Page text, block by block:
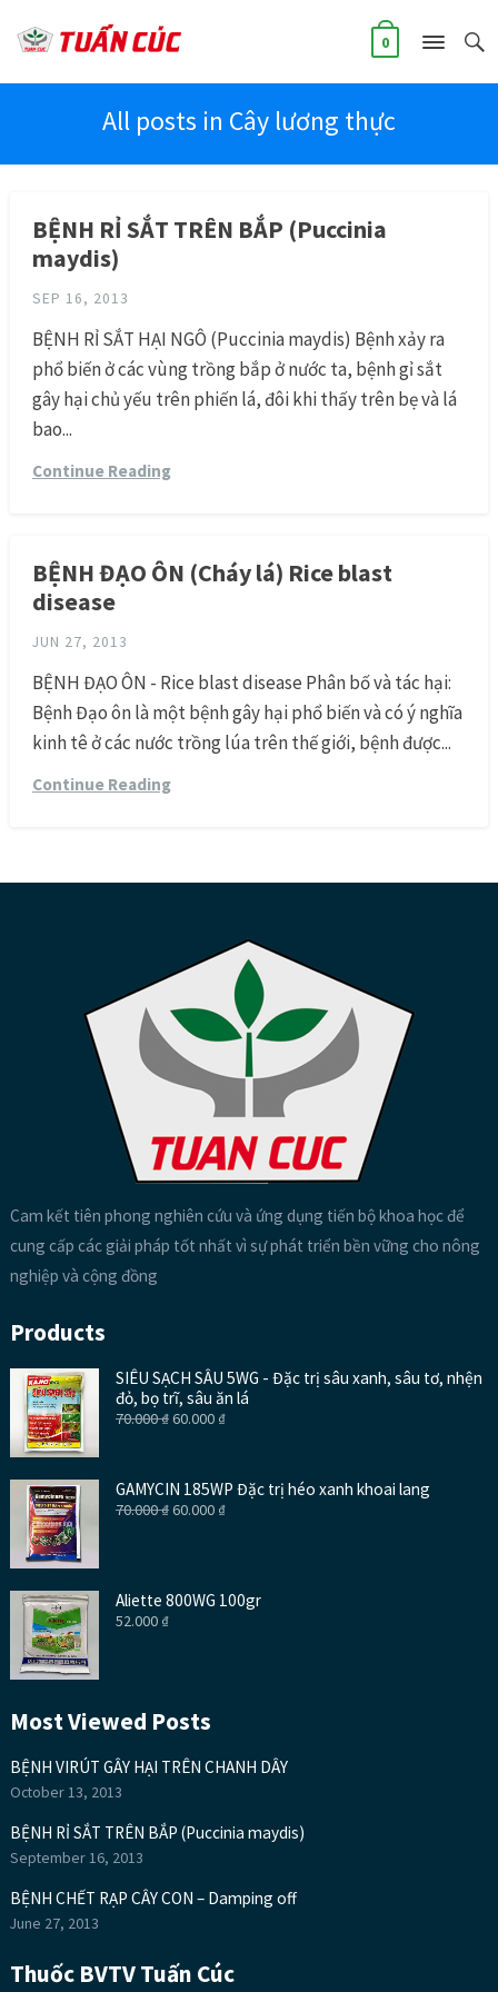
0
All posts in Cây lương thực
BỆNH RỈ SẮT TRÊN BẮP (Puccinia
maydis)
SEP 16, 2013
BỆNH RỈ SẮT HẠI NGÔ (Puccinia maydis) Bệnh xảy ra
phổ biến ở các vùng trồng bắp ở nước ta, bệnh gỉ sắt
gây hại chủ yếu trên phiến lá, đôi khi thấy trên bẹ và lá
bao...
Continue Reading
BỆNH ĐẠO ÔN (Cháy lá) Rice blast
disease
JUN 27, 2013
BỆNH ĐẠO ÔN - Rice blast disease Phân bố và tác hại:
Bệnh Đạo ôn là một bệnh gây hại phổ biến và có ý nghĩa
kinh tê ở các nước trồng lúa trên thế giới, bệnh được...
Continue Reading
Cam kết tiên phong nghiên cứu và ứng dụng tiến bộ khoa học để
cung cấp các giải pháp tốt nhất vì sự phát triển bền vững cho nông
nghiệp và cộng đồng
Products
SIÊU SẠCH SÂU 5WG - Đặc trị sâu xanh, sâu tơ, nhện
đỏ, bọ trĩ, sâu ăn lá
70.000₫60.000 ₫
GAMYCIN 185WP Đặc trị héo xanh khoai lang
70.000₫60.000 ₫
Aliette 800WG 100gr
52.000 ₫
Most Viewed Posts
BỆNH VIRÚT GÂY HẠI TRÊN CHANH DÂY
October 13, 2013
BỆNH RỈ SẮT TRÊN BẮP (Puccinia maydis)
September 16, 2013
BỆNH CHẾT RẠP CÂY CON – Damping off
June 27, 2013
Thuốc BVTV Tuấn Cúc